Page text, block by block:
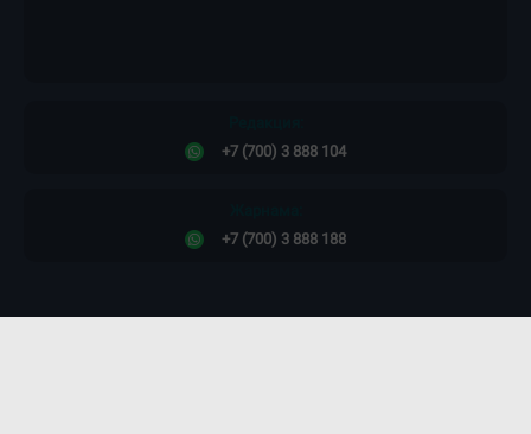
+7 (700) 3 888 104
+7 (700) 3 888 188